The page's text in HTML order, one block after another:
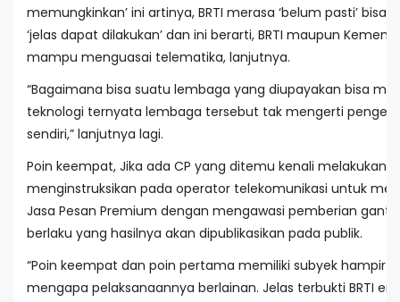
memungkinkan’ ini artinya, BRTI merasa ‘belum pasti’ bisa
‘jelas dapat dilakukan’ dan ini berarti, BRTI maupun
mampu menguasai telematika, lanjutnya.
“Bagaimana bisa suatu lembaga yang diupayakan bisa
teknologi ternyata lembaga tersebut tak mengerti
sendiri,” lanjutnya lagi.
Poin keempat, Jika ada CP yang ditemu kenali melakukan
menginstruksikan pada operator telekomunikasi untuk
Jasa Pesan Premium dengan mengawasi pemberian ganti
berlaku yang hasilnya akan dipublikasikan pada publik.
“Poin keempat dan poin pertama memiliki subyek hampir
mengapa pelaksanaannya berlainan. Jelas terbukti BRTI